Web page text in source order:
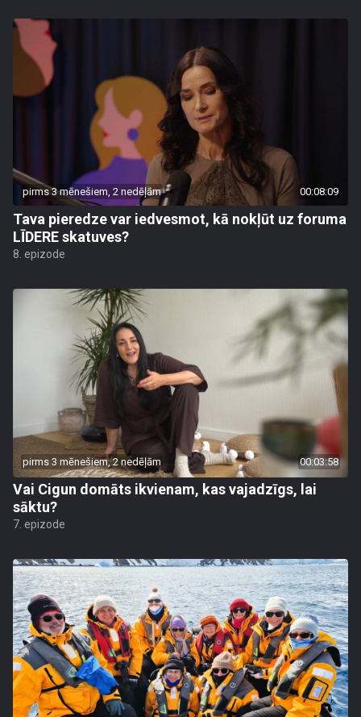
pirms 3 mēnešiem, 2 nedēļām 00:08:09
Tava pieredze var iedvesmot, kā nokļūt uz foruma
LĪDERE skatuves?
8. epizode
pirms 3 mēnešiem, 2 nedēļām 00:03:58
Vai Cigun domāts ikvienam, kas vajadzīgs, lai
sāktu?
7. epizode